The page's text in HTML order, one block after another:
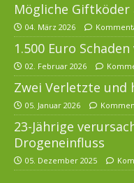
Mögliche Giftköder
04. März 2026
1.500 Euro
02. Februar 2026
Zwei Verletzte und
05. Januar 2026
23-Jährige
Drogeneinfluss
05. Dezember 2025